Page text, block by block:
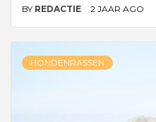
BY REDACTIE 2 JAAR AGO
HONDENRASSEN